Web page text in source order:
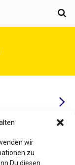
wir
zu
Du diesen